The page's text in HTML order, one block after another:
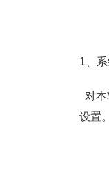
1、
对
设置。